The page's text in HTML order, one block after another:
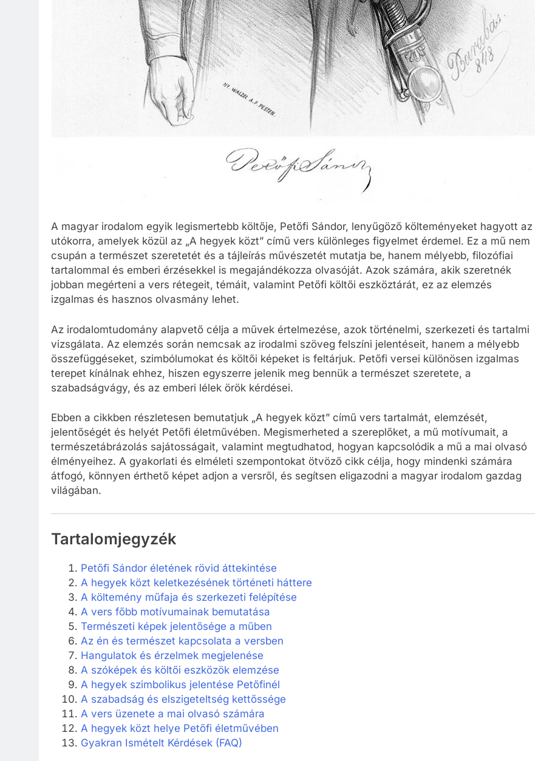
A magyar irodalom egyik legismertebb költője, Petőfi Sándor, lenyűgöző költeményeket hagyott az
utókorra, amelyek közül az „A hegyek közt” című vers különleges figyelmet érdemel. Ez a mű nem
csupán a természet szeretetét és a tájleírás művészetét mutatja be, hanem mélyebb, filozófiai
tartalommal és emberi érzésekkel is megajándékozza olvasóját. Azok számára, akik szeretnék
jobban megérteni a vers rétegeit, témáit, valamint Petőfi költői eszköztárát, ez az elemzés
izgalmas és hasznos olvasmány lehet.
Az irodalomtudomány alapvető célja a művek értelmezése, azok történelmi, szerkezeti és tartalmi
vizsgálata. Az elemzés során nemcsak az irodalmi szöveg felszíni jelentéseit, hanem a mélyebb
összefüggéseket, szimbólumokat és költői képeket is feltárjuk. Petőfi versei különösen izgalmas
terepet kínálnak ehhez, hiszen egyszerre jelenik meg bennük a természet szeretete, a
szabadságvágy, és az emberi lélek örök kérdései.
Ebben a cikkben részletesen bemutatjuk „A hegyek közt” című vers tartalmát, elemzését,
jelentőségét és helyét Petőfi életművében. Megismerheted a szereplőket, a mű motívumait, a
természetábrázolás sajátosságait, valamint megtudhatod, hogyan kapcsolódik a mű a mai olvasó
élményeihez. A gyakorlati és elméleti szempontokat ötvöző cikk célja, hogy mindenki számára
átfogó, könnyen érthető képet adjon a versről, és segítsen eligazodni a magyar irodalom gazdag
világában.
Tartalomjegyzék
Petőfi Sándor életének rövid áttekintése
A hegyek közt keletkezésének történeti háttere
A költemény műfaja és szerkezeti felépítése
A vers főbb motívumainak bemutatása
Természeti képek jelentősége a műben
Az én és természet kapcsolata a versben
Hangulatok és érzelmek megjelenése
A szóképek és költői eszközök elemzése
A hegyek szimbolikus jelentése Petőfinél
A szabadság és elszigeteltség kettőssége
A vers üzenete a mai olvasó számára
A hegyek közt helye Petőfi életművében
Gyakran Ismételt Kérdések (FAQ)